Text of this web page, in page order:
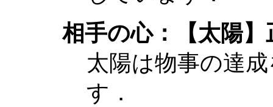
相手の心：【太陽】
太陽は物事の達
す．